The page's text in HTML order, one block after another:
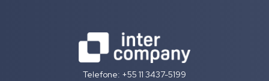
Telefone: +55 11 3437-5199